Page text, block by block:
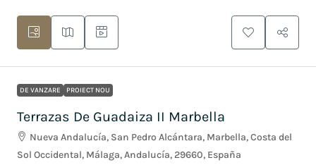
DE VANZARE PROIECT NOU
Terrazas De Guadaiza II Marbella
Nueva Andalucía, San Pedro Alcántara, Marbella, Costa del
Sol Occidental, Málaga, Andalucía, 29660, España